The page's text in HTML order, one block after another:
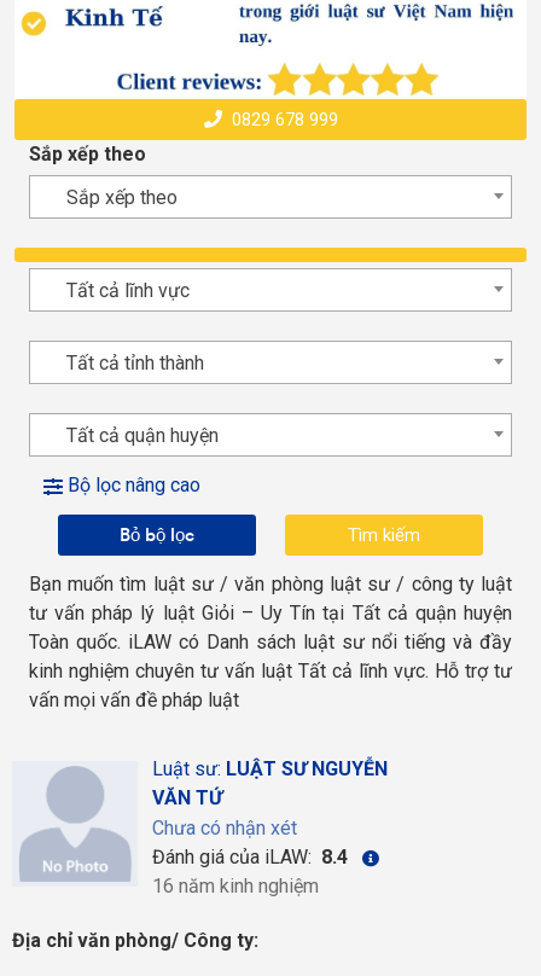
0829 678 999
Sắp xếp theo
Sắp xếp theo
Tất cả lĩnh vực
Tất cả tỉnh thành
Tất cả quận huyện
Bộ lọc nâng cao
Bỏ bộ lọc
Bạn muốn tìm luật sư / văn phòng luật sư / công ty luật
tư vấn pháp lý luật Giỏi – Uy Tín tại Tất cả quận huyện
Toàn quốc. iLAW có Danh sách luật sư nổi tiếng và đầy
kinh nghiệm chuyên tư vấn luật Tất cả lĩnh vực. Hỗ trợ tư
vấn mọi vấn đề pháp luật
Luật sư: LUẬT SƯ NGUYỄN
VĂN TỨ
Chưa có nhận xét
Đánh giá của iLAW: 8.4
16 năm kinh nghiệm
Địa chỉ văn phòng/ Công ty: